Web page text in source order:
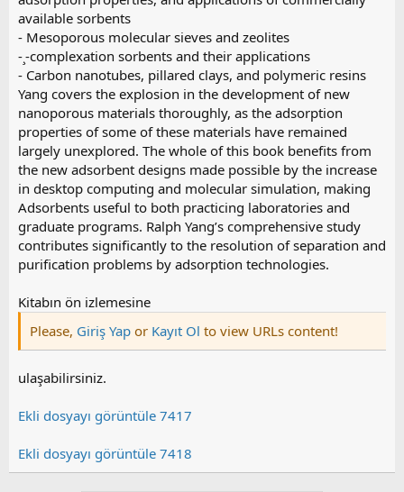
available sorbents
- Mesoporous molecular sieves and zeolites
-¸-complexation sorbents and their applications
- Carbon nanotubes, pillared clays, and polymeric resins
Yang covers the explosion in the development of new
nanoporous materials thoroughly, as the adsorption
properties of some of these materials have remained
largely unexplored. The whole of this book benefits from
the new adsorbent designs made possible by the increase
in desktop computing and molecular simulation, making
Adsorbents useful to both practicing laboratories and
graduate programs. Ralph Yang’s comprehensive study
contributes significantly to the resolution of separation and
purification problems by adsorption technologies.
Kitabın ön izlemesine
Please, Giriş Yap or Kayıt Ol to view URLs content!
ulaşabilirsiniz.
Ekli dosyayı görüntüle 7417
Ekli dosyayı görüntüle 7418